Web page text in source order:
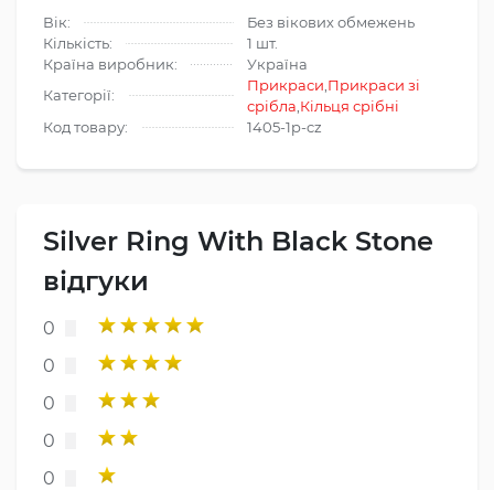
Вік:
Без вікових обмежень
Кількість:
1 шт.
Країна виробник:
Україна
Категорії:
Прикраси Прикраси зі
срібла Кільця срібні
Код товару:
1405-1p-cz
Silver Ring With Black Stone
відгуки
0
0
0
0
0